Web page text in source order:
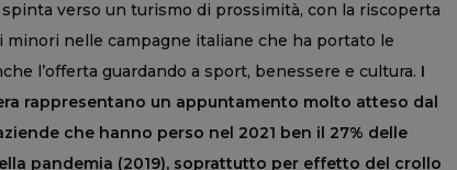
verso un turismo di prossimità, con la riscoperta
nelle campagne italiane che ha portato le
l’offerta guardando a sport, benessere e cultura. I
rappresentano un appuntamento molto atteso dal
che hanno perso nel 2021 ben il 27% delle
pandemia (2019), soprattutto per effetto del crollo